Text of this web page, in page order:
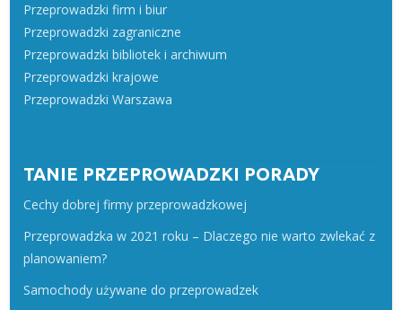
Przeprowadzki firm i biur
Przeprowadzki zagraniczne
Przeprowadzki bibliotek i archiwum
Przeprowadzki krajowe
Przeprowadzki Warszawa
TANIE PRZEPROWADZKI PORADY
Cechy dobrej firmy przeprowadzkowej
Przeprowadzka w 2021 roku – Dlaczego nie warto zwlekać z
planowaniem?
Samochody używane do przeprowadzek